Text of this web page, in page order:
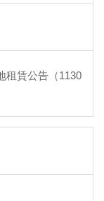
租賃公告（1130